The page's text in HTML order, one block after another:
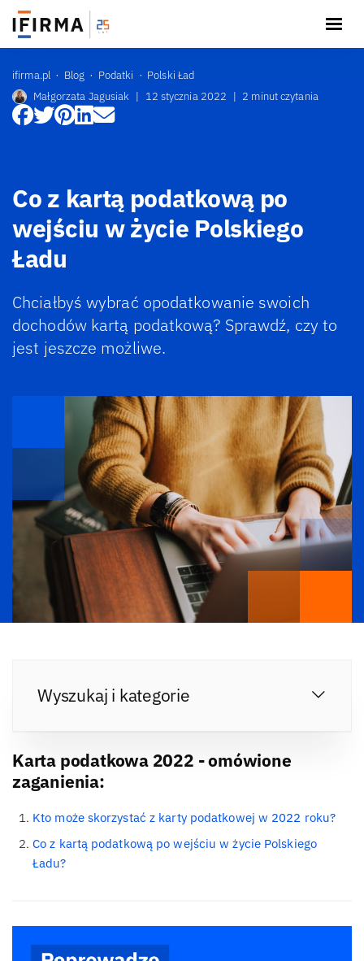
ifirma.pl Blog Podatki
Polski Ład
Małgorzata Jagusiak | 12 stycznia 2022 | 2 minut czytania
Co z kartą podatkową po
wejściu w życie Polskiego
Ładu
Chciałbyś wybrać opodatkowanie swoich
dochodów kartą podatkową? Sprawdź, czy to
jest jeszcze możliwe.
Wyszukaj i kategorie
Karta podatkowa 2022 - omówione
zaganienia:
Kto może skorzystać z karty podatkowej w 2022 roku?
Co z kartą podatkową po wejściu w życie Polskiego
Ładu?